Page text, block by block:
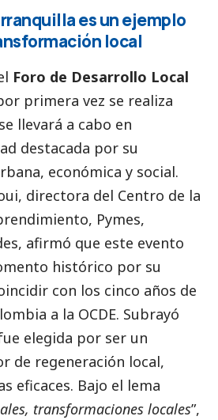
es un ejemplo
local
Foro de Desarrollo Local
primera vez se realiza
llevará a cabo en
destacada por su
económica y social.
directora del Centro de la
Pymes,
afirmó que este evento
histórico por su
con los cinco años de
a la OCDE. Subrayó
elegida por ser un
de regeneración local,
eficaces. Bajo el lema
transformaciones locales”,